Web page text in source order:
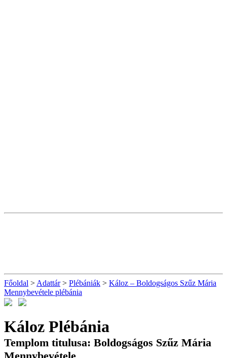
Főoldal > Adattár> Plébániák > Káloz – Boldogságos Szűz Mária
Mennybevétele plébánia
Káloz Plébánia
Templom titulusa: Boldogságos Szűz Mária